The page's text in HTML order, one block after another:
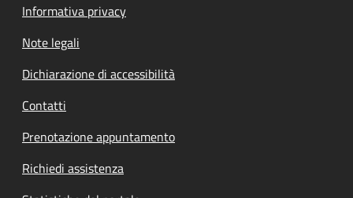
Informativa privacy
Note legali
Dichiarazione di accessibilità
Contatti
Prenotazione appuntamento
Richiedi assistenza